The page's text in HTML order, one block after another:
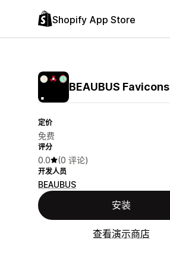
Shopify App Store
BEAUBUS Favicons
定价
免费
评分
0.0 (0 评论)
开发人员
BEAUBUS
安装
查看演示商店